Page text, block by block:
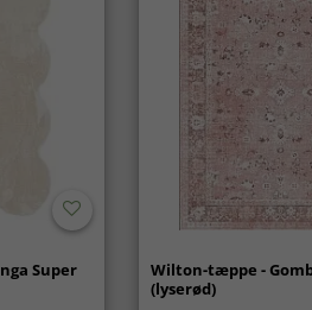
Super
Wilton-tæppe -
(lyserød)